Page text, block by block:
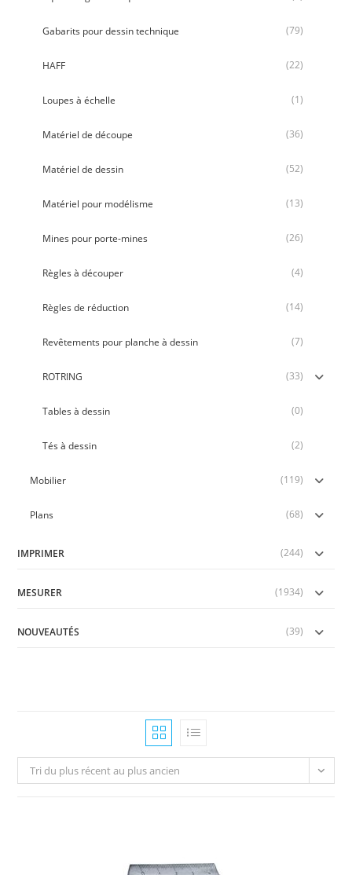
Gabarits pour dessin technique (79)
HAFF (22)
Loupes à échelle (1)
Matériel de découpe (36)
Matériel de dessin (52)
Matériel pour modélisme (13)
Mines pour porte-mines (26)
Règles à découper (4)
Règles de réduction (14)
Revêtements pour planche à dessin (7)
ROTRING (33)
Tables à dessin (0)
Tés à dessin (2)
Mobilier (119)
Plans (68)
IMPRIMER (244)
MESURER (1934)
NOUVEAUTÉS (39)
Tri du plus récent au plus ancien